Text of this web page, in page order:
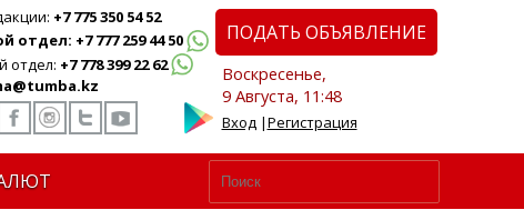
+7 775 350 54 52
отдел: +7 777 259 44 50
отдел: +7 778 399 22 62
ПОДАТЬ ОБЪЯВЛЕНИЕ
Воскресенье,
9 Августа, 11:48
Вход|Регистрация